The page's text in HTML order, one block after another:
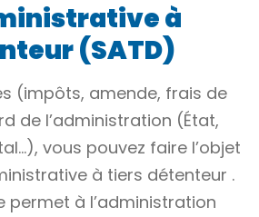
à
(SATD)
(impôts, amende, frais de
de l’administration (État,
vous pouvez faire l’objet
à tiers détenteur .
permet à l’administration